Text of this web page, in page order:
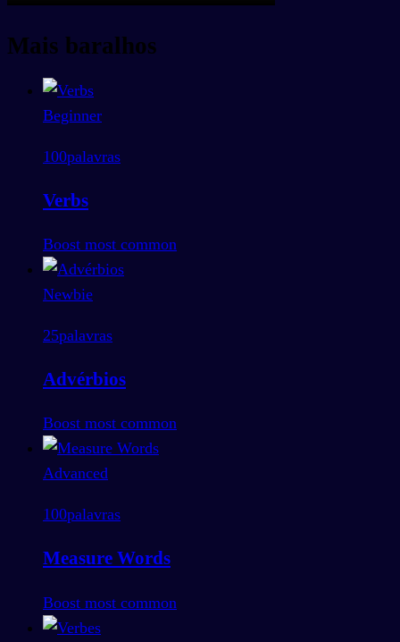
Mais baralhos
Beginner
100palavras
Verbs
Boost most common
Newbie
25palavras
Advérbios
Boost most common
Advanced
100palavras
Measure Words
Boost most common